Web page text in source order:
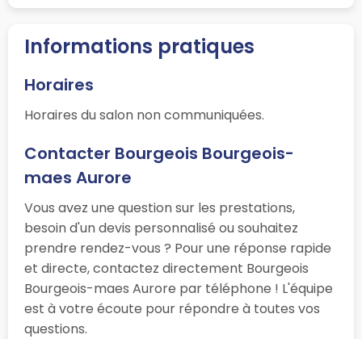
Informations pratiques
Horaires
Horaires du salon non communiquées.
Contacter Bourgeois Bourgeois-
maes Aurore
Vous avez une question sur les prestations,
besoin d'un devis personnalisé ou souhaitez
prendre rendez-vous ? Pour une réponse rapide
et directe, contactez directement Bourgeois
Bourgeois-maes Aurore par téléphone ! L'équipe
est à votre écoute pour répondre à toutes vos
questions.